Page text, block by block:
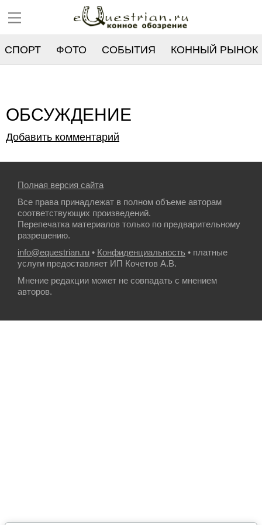
СПОРТ ФОТО СОБЫТИЯ КОННЫЙ РЫНОК
ОБСУЖДЕНИЕ
Добавить комментарий
Полная версия сайта
Все права принадлежат в полном объеме авторам
соответствующих произведений.
Перепечатка материалов только по предварительному
разрешению.
info@equestrian.ru • Конфиденциальность • платные
услуги предоставляет ИП Кочетов А.В.
Мнение редакции может не совпадать с мнением
авторов.